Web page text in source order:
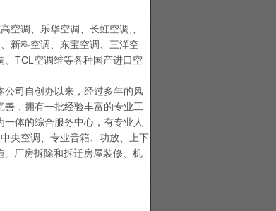
空调、乐华空调、长虹空调,、
新科空调、东宝空调、三洋空
、TCL空调维等各种国产进口空
司自创办以来，经过多年的风
，拥有一批经验丰富的专业工
体的综合服务中心，有专业人
央空调、专业音箱、功放、上下
厂房拆除和拆迁房屋装修、机